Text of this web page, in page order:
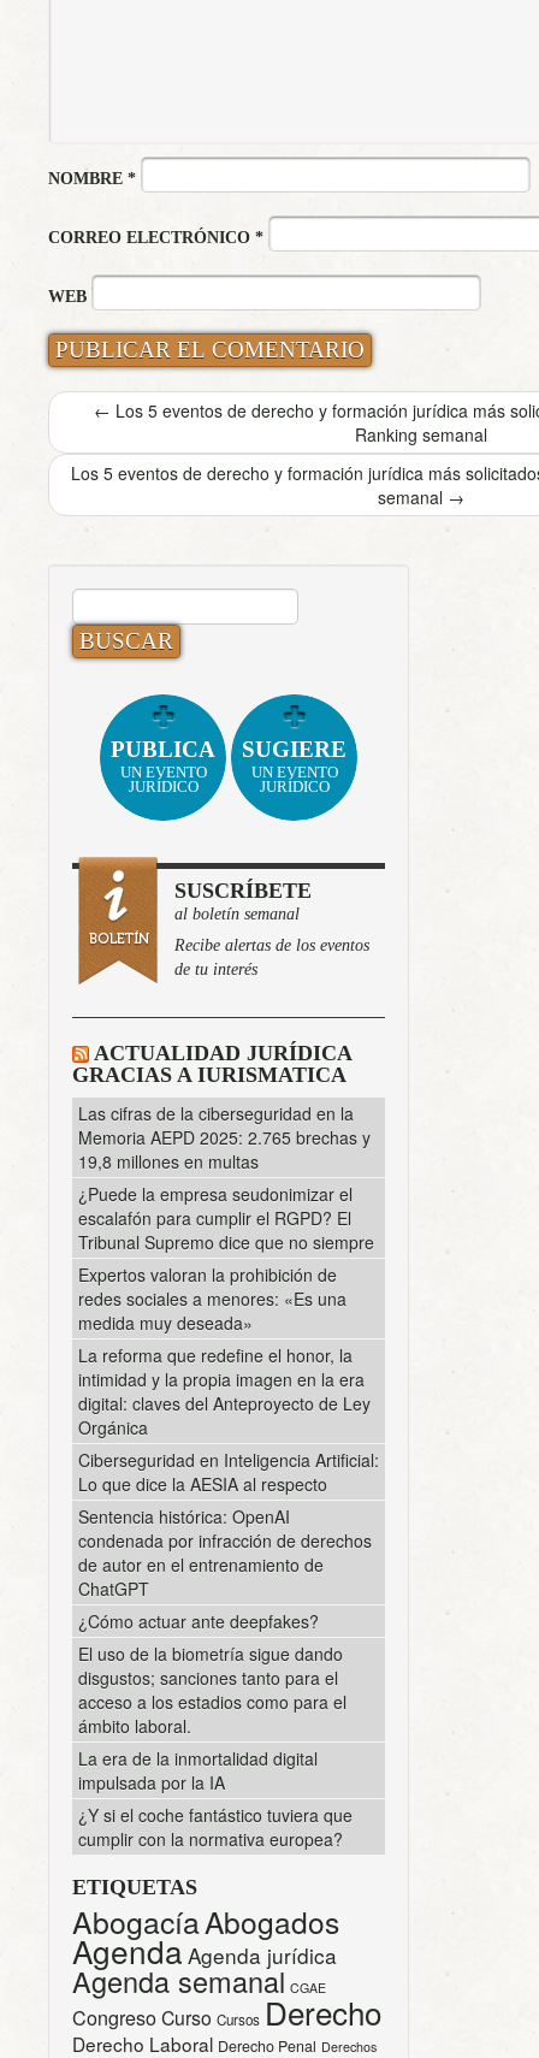
NOMBRE *
CORREO ELECTRÓNICO *
WEB
← Los 5 eventos de derecho y formación jurídica más
Ranking semanal
Los 5 eventos de derecho y formación jurídica más
semanal →
BUSCAR:
PUBLICA
UN EVENTO
JURÍDICO
SUGIERE
UN EVENTO
JURÍDICO
SUSCRÍBETE
al boletín semanal
Recibe alertas de los eventos
de tu interés
ACTUALIDAD JURÍDICA
GRACIAS A IURISMATICA
Las cifras de la ciberseguridad en la
Memoria AEPD 2025: 2.765 brechas y
19,8 millones en multas
¿Puede la empresa seudonimizar el
escalafón para cumplir el RGPD? El
Tribunal Supremo dice que no siempre
Expertos valoran la prohibición de
redes sociales a menores: «Es una
medida muy deseada»
La reforma que redefine el honor, la
intimidad y la propia imagen en la era
digital: claves del Anteproyecto de Ley
Orgánica
Ciberseguridad en Inteligencia Artificial:
Lo que dice la AESIA al respecto
Sentencia histórica: OpenAI
condenada por infracción de derechos
de autor en el entrenamiento de
ChatGPT
¿Cómo actuar ante deepfakes?
El uso de la biometría sigue dando
disgustos; sanciones tanto para el
acceso a los estadios como para el
ámbito laboral.
La era de la inmortalidad digital
impulsada por la IA
¿Y si el coche fantástico tuviera que
cumplir con la normativa europea?
ETIQUETAS
AbogacíaAbogados
Agenda Agenda jurídica
Agenda semanal CGAE
CongresoCurso Cursos Derecho
Derecho Laboral Derecho Penal Derechos